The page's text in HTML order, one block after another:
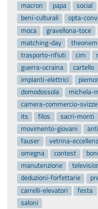
macron
papa social
beni-culturali
opta-
moca
gravellona-toce
matching-day
trasporto-rifiuti
cim
guerra-ucraina
cartello
impianti-elettrici
domodossola
michela-
camera-commercio-
its
filos sacri-monti
movimento-giovani
fauser
vetrina-
omegna
contest
manutenzione
deduzioni-forfettarie
carrelli-elevatori
festa
saloni